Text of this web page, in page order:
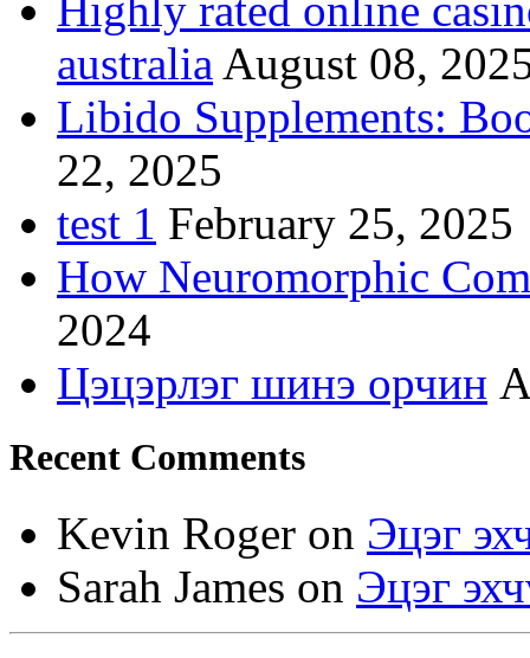
Highly rated online
australia August 08,
Libido Supplements:
22, 2025
test 1 February 25, 2025
How Neuromorphic
2024
Цэцэрлэг шинэ орчин
Recent Comments
Kevin Roger on Эцэг
Sarah James on Эцэг